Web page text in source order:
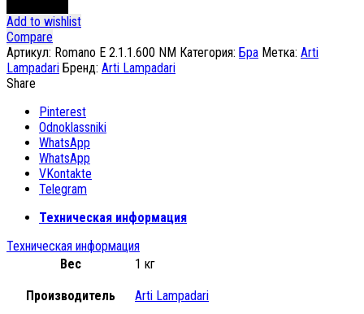
Add to wishlist
Compare
Артикул: Romano E 2.1.1.600 NM Категория: Бра Метка: Arti
Lampadari Бренд: Arti Lampadari
Share
Pinterest
Odnoklassniki
WhatsApp
WhatsApp
VKontakte
Telegram
Техническая информация
Техническая информация
Вес
1 кг
Производитель Arti Lampadari